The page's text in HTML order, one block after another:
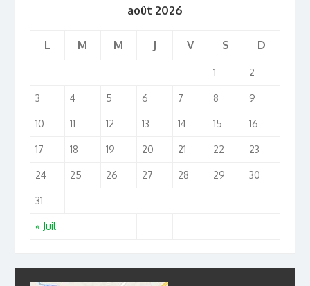
août 2026
L M M J V S D
« Juil
1 2
3 4 5 6 7 8 9
10 11 12 13 14 15 16
17 18 19 20 21 22 23
24 25 26 27 28 29 30
31